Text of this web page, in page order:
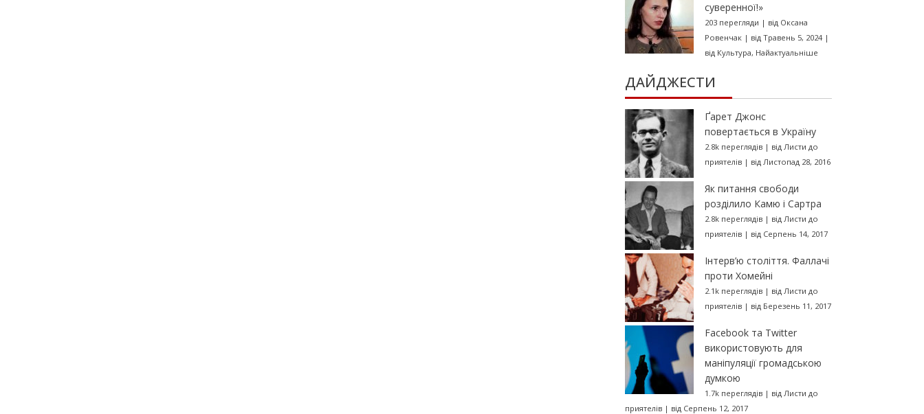
суверенної!»
203 перегляди | від Оксана
Ровенчак| від Травень 5, 2024|
від Культура, Найактуальніше
ДАЙДЖЕСТИ
Ґарет Джонс
повертається в Україну
2.8k переглядів| від Листи до
приятелів| від Листопад 28, 2016
Як питання свободи
розділило Камю і Сартра
2.8k переглядів| від Листи до
приятелів| від Серпень 14, 2017
Інтерв’ю століття. Фаллачі
проти Хомейні
2.1k переглядів| від Листи до
приятелів| від Березень 11, 2017
Facebook та Twitter
використовують для
маніпуляції громадською
думкою
1.7k переглядів| від Листи до
приятелів| від Серпень 12, 2017